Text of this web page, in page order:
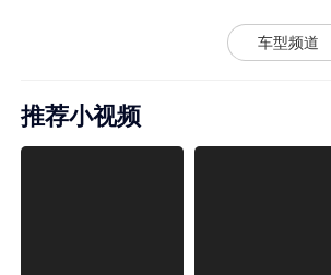
车型频道
推荐小视频